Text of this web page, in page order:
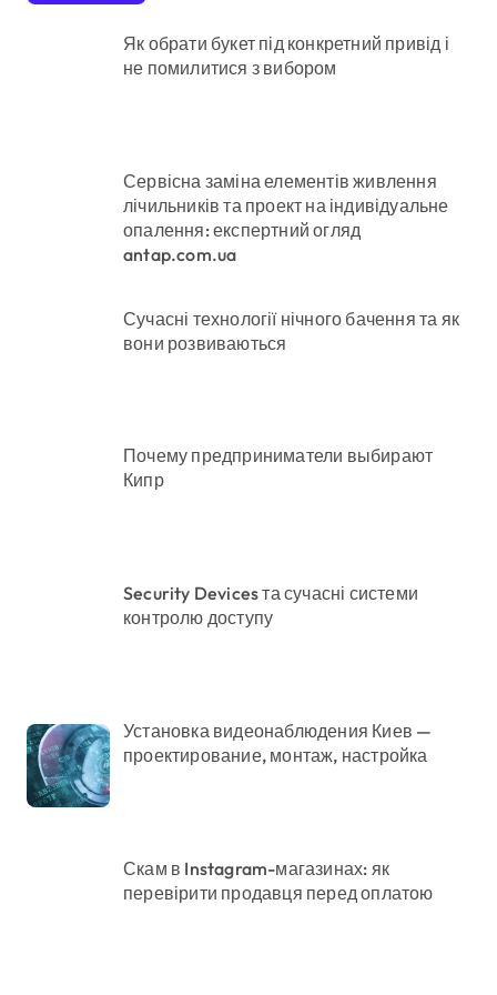
Як обрати букет під конкретний привід і
не помилитися з вибором
Сервісна заміна елементів живлення
лічильників та проект на індивідуальне
опалення: експертний огляд
antap.com.ua
Сучасні технології нічного бачення та як
вони розвиваються
Почему предприниматели выбирают
Кипр
Security Devices та сучасні системи
контролю доступу
Установка видеонаблюдения Киев —
проектирование, монтаж, настройка
Скам в Instagram-магазинах: як
перевірити продавця перед оплатою